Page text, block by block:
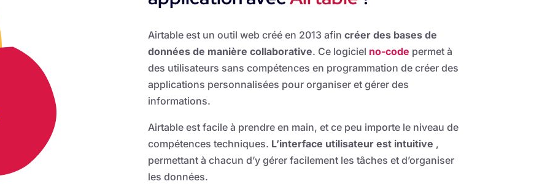
Airtable est un outil web créé en 2013 afin créer des bases de
données de manière collaborative. Ce logiciel no-code permet à
des utilisateurs sans compétences en programmation de créer des
applications personnalisées pour organiser et gérer des
informations.
Airtable est facile à prendre en main, et ce peu importe le niveau de
compétences techniques. L’interface utilisateur est intuitive ,
permettant à chacun d’y gérer facilement les tâches et d’organiser
les données.